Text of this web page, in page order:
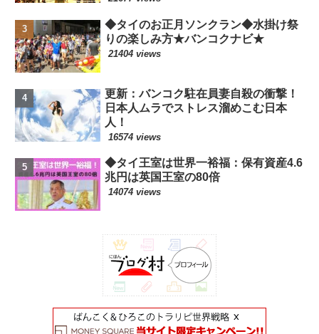
◆タイのお正月ソンクラン◆水掛け祭
りの楽しみ方★バンコクナビ★
21404 views
更新：バンコク駐在員妻自殺の衝撃！
日本人ムラでストレス溜めこむ日本
人！
16574 views
◆タイ王室は世界一裕福：保有資産4.6
兆円は英国王室の80倍
14074 views